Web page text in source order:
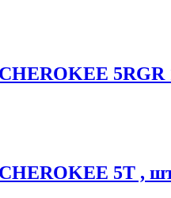
5RGR
5T ,